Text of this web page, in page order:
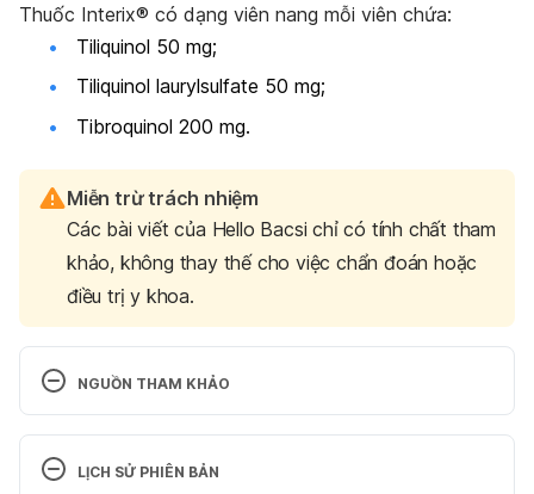
Thuốc Interix® có dạng viên nang mỗi viên chứa:
Tiliquinol 50 mg;
Tiliquinol laurylsulfate 50 mg;
Tibroquinol 200 mg.
Miễn trừ trách nhiệm
Các bài viết của Hello Bacsi chỉ có tính chất tham
khảo, không thay thế cho việc chẩn đoán hoặc
điều trị y khoa.
NGUỒN THAM KHẢO
Interix®. http://www.mims.com/vietnam/drug/info/in
tetrix. Ngày truy cập 24/3/2017
LỊCH SỬ PHIÊN BẢN